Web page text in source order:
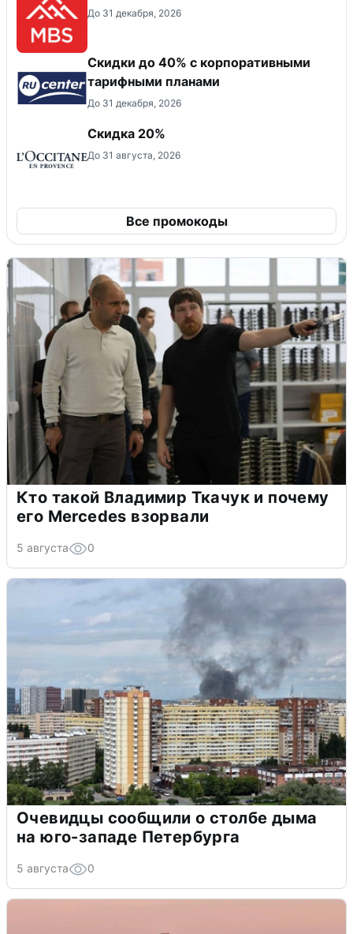
До 31 декабря, 2026
Скидки до 40% с корпоративными
тарифными планами
До 31 декабря, 2026
Скидка 20%
До 31 августа, 2026
Все промокоды
Кто такой Владимир Ткачук и почему
его Mercedes взорвали
5 августа 0
Очевидцы сообщили о столбе дыма
на юго-западе Петербурга
5 августа 0